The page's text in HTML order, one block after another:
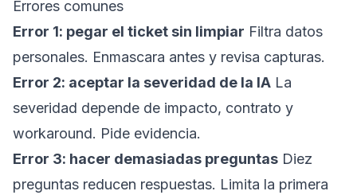
Errores comunes
Error 1: pegar el ticket sin limpiar Filtra datos
personales. Enmascara antes y revisa capturas.
Error 2: aceptar la severidad de la IA La
severidad depende de impacto, contrato y
workaround. Pide evidencia.
Error 3: hacer demasiadas preguntas Diez
preguntas reducen respuestas. Limita la primera